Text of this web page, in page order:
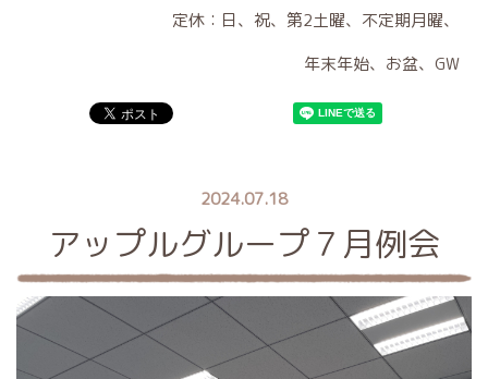
定休：日、祝、第2土曜、不定期月曜、
年末年始、お盆、GW
2024.07.18
アップルグループ７月例会